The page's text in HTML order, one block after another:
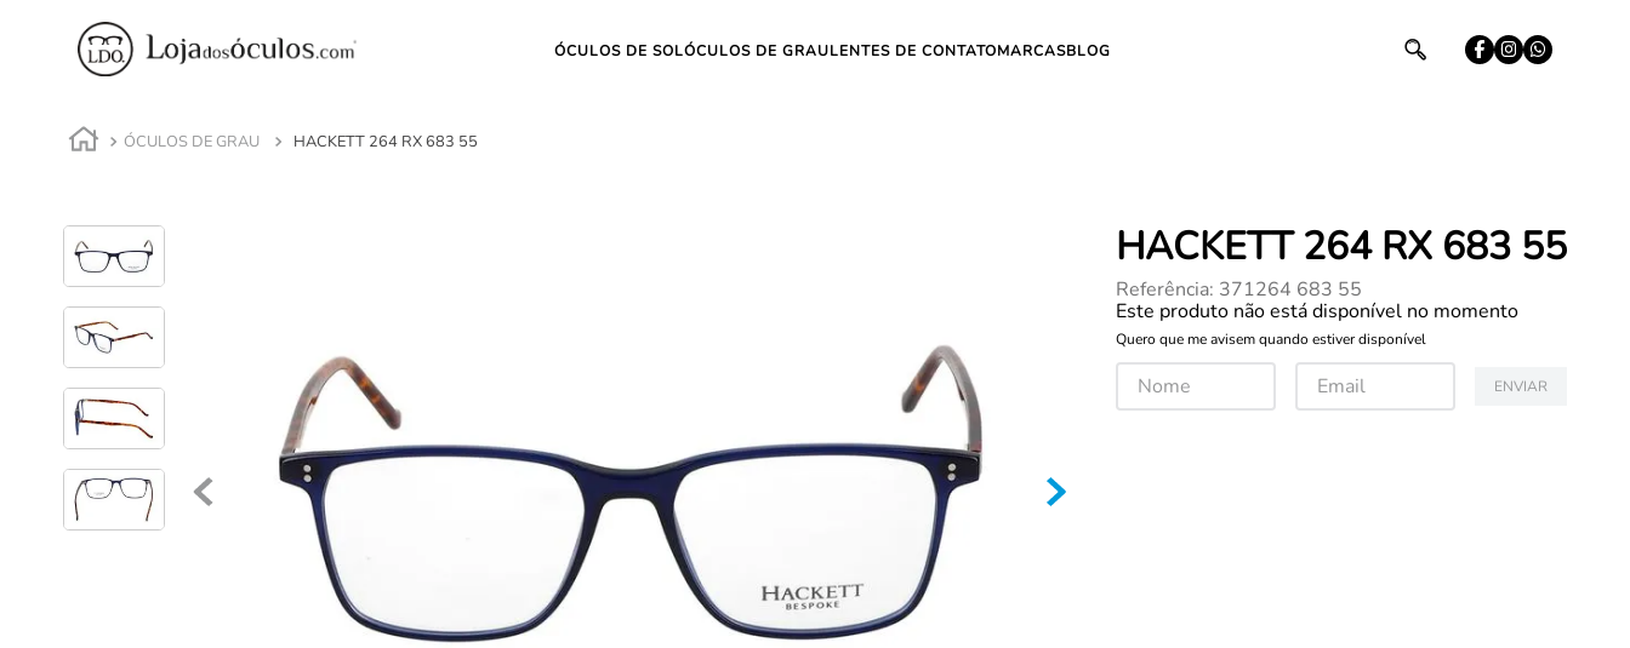
ÓCULOS DE SOLÓCULOS DE GRAULENTES DE CONTATOMARCASBLOG
ÓCULOS DE GRAU HACKETT 264 RX 683 55
HACKETT 264 RX 683 55
Referência: 371264 683 55
Este produto não está disponível no momento
Quero que me avisem quando estiver disponível
ENVIAR